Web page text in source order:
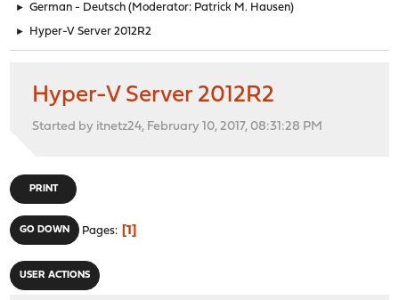
► German - Deutsch (Moderator: Patrick M. Hausen)
► Hyper-V Server 2012R2
Hyper-V Server 2012R2
Started by itnetz24, February 10, 2017, 08:31:28 PM
PRINT
GO DOWN Pages 1
USER ACTIONS